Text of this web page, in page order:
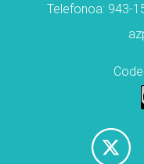
Telefonoa: 943-